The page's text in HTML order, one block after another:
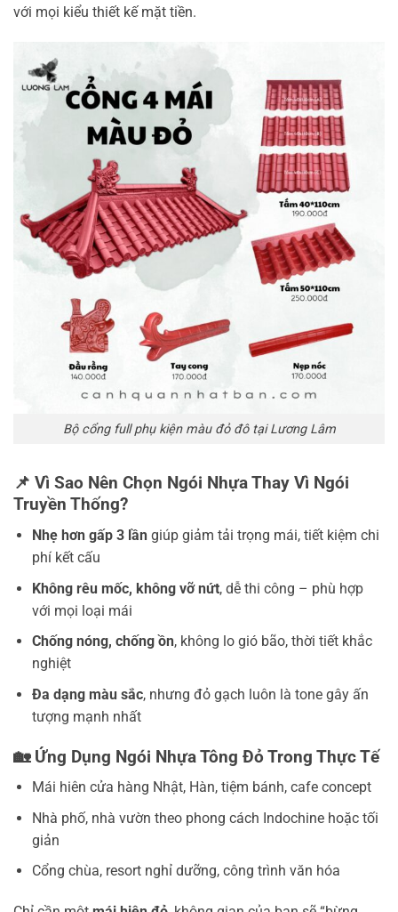
với mọi kiểu thiết kế mặt tiền.
Bộ cổng full phụ kiện màu đỏ đô tại Lương Lâm
📌 Vì Sao Nên Chọn Ngói Nhựa Thay Vì Ngói
Truyền Thống?
Nhẹ hơn gấp 3 lầngiúp giảm tải trọng mái, tiết kiệm chi
phí kết cấu
Không rêu mốc, không vỡ nứt, dễ thi công – phù hợp
với mọi loại mái
Chống nóng, chống ồn, không lo gió bão, thời tiết khắc
nghiệt
Đa dạng màu sắc, nhưng đỏ gạch luôn là tone gây ấn
tượng mạnh nhất
🏡 Ứng Dụng Ngói Nhựa Tông Đỏ Trong Thực Tế
Mái hiên cửa hàng Nhật, Hàn, tiệm bánh, cafe concept
Nhà phố, nhà vườn theo phong cách Indochine hoặc tối
giản
Cổng chùa, resort nghỉ dưỡng, công trình văn hóa